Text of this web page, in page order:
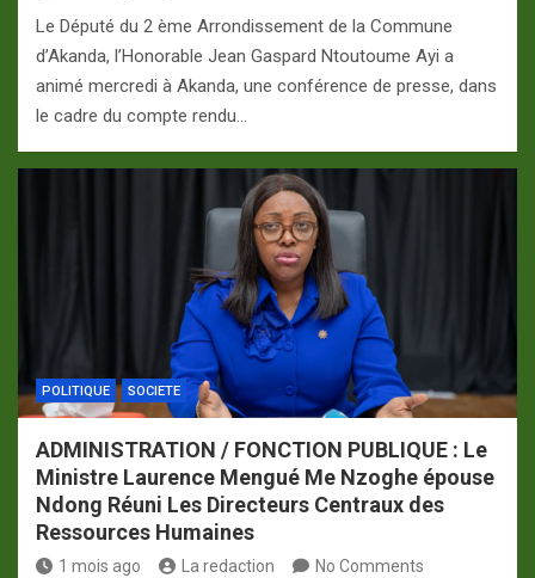
Le Député du 2 ème Arrondissement de la Commune
d’Akanda, l’Honorable Jean Gaspard Ntoutoume Ayi a
animé mercredi à Akanda, une conférence de presse, dans
le cadre du compte rendu…
POLITIQUE SOCIETE
ADMINISTRATION / FONCTION PUBLIQUE : Le
Ministre Laurence Mengué Me Nzoghe épouse
Ndong Réuni Les Directeurs Centraux des
Ressources Humaines
1 mois ago La redaction No Comments